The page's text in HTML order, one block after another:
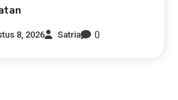
8, 2026 Satria 0